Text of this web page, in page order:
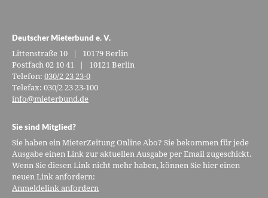
Deutscher Mieterbund e. V.
Littenstraße 10 | 10179 Berlin
Postfach 02 10 41 | 10121 Berlin
Telefon:030/2 23 23-0
Telefax: 030/2 23 23-100
info@mieterbund.de
Sie sind Mitglied?
Sie haben ein MieterZeitung Online Abo? Sie bekommen für jede
Ausgabe einen Link zur aktuellen Ausgabe per Email zugeschickt.
Wenn Sie diesen Link nicht mehr haben, können Sie hier einen
neuen Link anfordern:
Anmeldelink anfordern